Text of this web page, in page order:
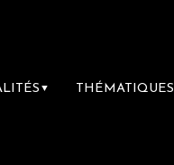
▼ THÉMATIQUES